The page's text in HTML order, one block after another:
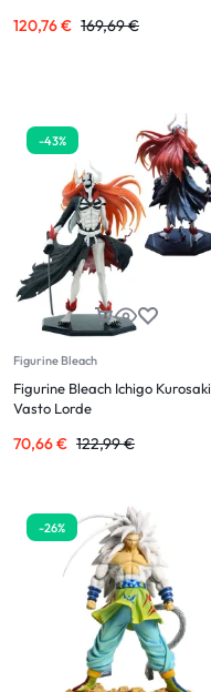
169,69€
120,76€
-43%
Figurine Bleach
Figurine Bleach Ichigo Kurosaki
Vasto Lorde
122,99€
70,66€
-26%